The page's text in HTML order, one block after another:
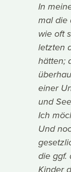
In
mal die
wie oft
letzten
hätten;
einer
und
Ich
Und
die ggf.